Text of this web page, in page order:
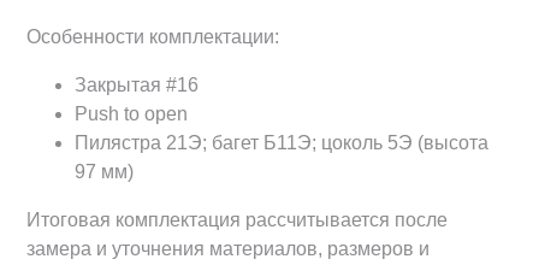
Особенности комплектации:
Закрытая #16
Push to open
Пилястра 21Э; багет Б11Э; цоколь 5Э (высота
97 мм)
Итоговая комплектация рассчитывается после
замера и уточнения материалов, размеров и